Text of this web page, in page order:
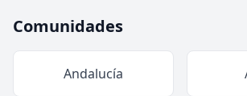
Comunidades
Andalucía